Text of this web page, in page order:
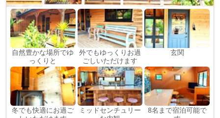
自然豊かな場所でゆ
っくりと
外でもゆっくりお過
ごしいただけます
玄関
冬でも快適にお過ご
ミッドセンチュリー
8名まで宿泊可能で